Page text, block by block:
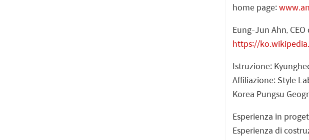
home page:
Eung-Jun Ahn,
https://
Istruzione:
Affiliazione: Style
Korea Pungsu
Esperienza in
Esperienza di